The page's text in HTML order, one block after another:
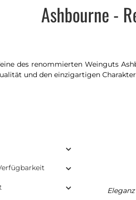
Ashbourne -
des renommierten Weinguts
und den einzigartigen